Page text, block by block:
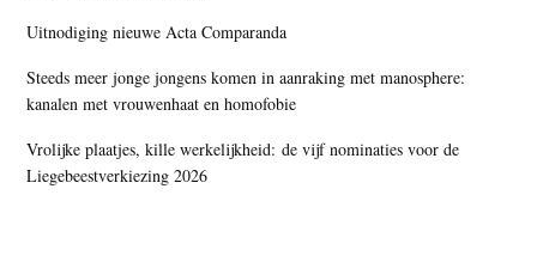
Uitnodiging nieuwe Acta Comparanda
Steeds meer jonge jongens komen in aanraking met manosphere:
kanalen met vrouwenhaat en homofobie
Vrolijke plaatjes, kille werkelijkheid: de vijf nominaties voor de
Liegebeestverkiezing 2026